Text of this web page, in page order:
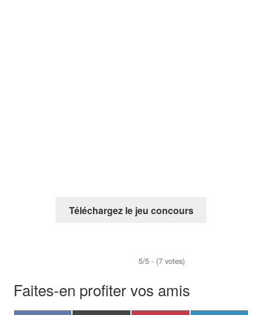
Téléchargez le jeu concours
5/5 - (7 votes)
Faites-en profiter vos amis